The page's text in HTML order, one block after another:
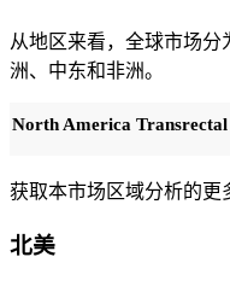
从地区来看，全球市场
洲、中东和非洲。
North America
获取本市场区域分析的更
北美